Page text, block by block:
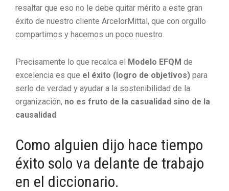
resaltar que eso no le debe quitar mérito a este gran
éxito de nuestro cliente ArcelorMittal, que con orgullo
compartimos y hacemos un poco nuestro.
Precisamente lo que recalca el Modelo EFQM de
excelencia es que el éxito (logro de objetivos) para
serlo de verdad y ayudar a la sostenibilidad de la
organización, no es fruto de la casualidad sino de la
causalidad
Como alguien dijo hace tiempo
éxito solo va delante de trabajo
en el diccionario.